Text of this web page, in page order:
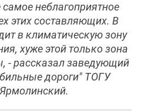
неблагоприятное
этих составляющих. В
в климатическую зону
хуже этой только зона
- рассказал заведующий
дороги" ТОГУ